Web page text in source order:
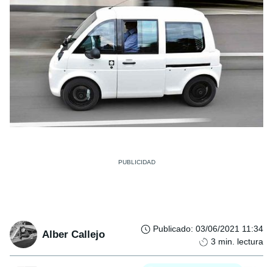
Alber Callejo Publicado: 03/06/2021 11:34
3 min. lectura